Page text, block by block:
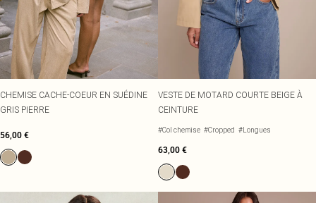
CHEMISE CACHE-COEUR EN SUÉDINE
GRIS PIERRE
56,00 €
VESTE DE MOTARD COURTE BEIGE À
CEINTURE
#Col chemise #Cropped #Longues
63,00 €